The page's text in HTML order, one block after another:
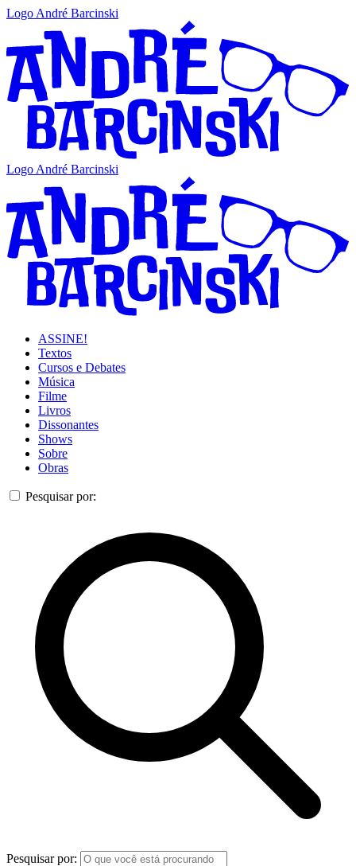
Logo André Barcinski
Logo André Barcinski
ASSINE!
Textos
Cursos e Debates
Música
Filme
Livros
Dissonantes
Shows
Sobre
Obras
Pesquisar por:
Pesquisar por: